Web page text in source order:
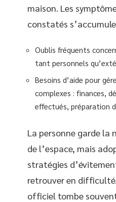
maison. Les
constatés
Oublis fréquents
tant personnels
Besoins d’aide pour
complexes : finances,
effectués, préparation
La personne garde la
de l’espace, mais
stratégies
retrouver en
officiel tombe